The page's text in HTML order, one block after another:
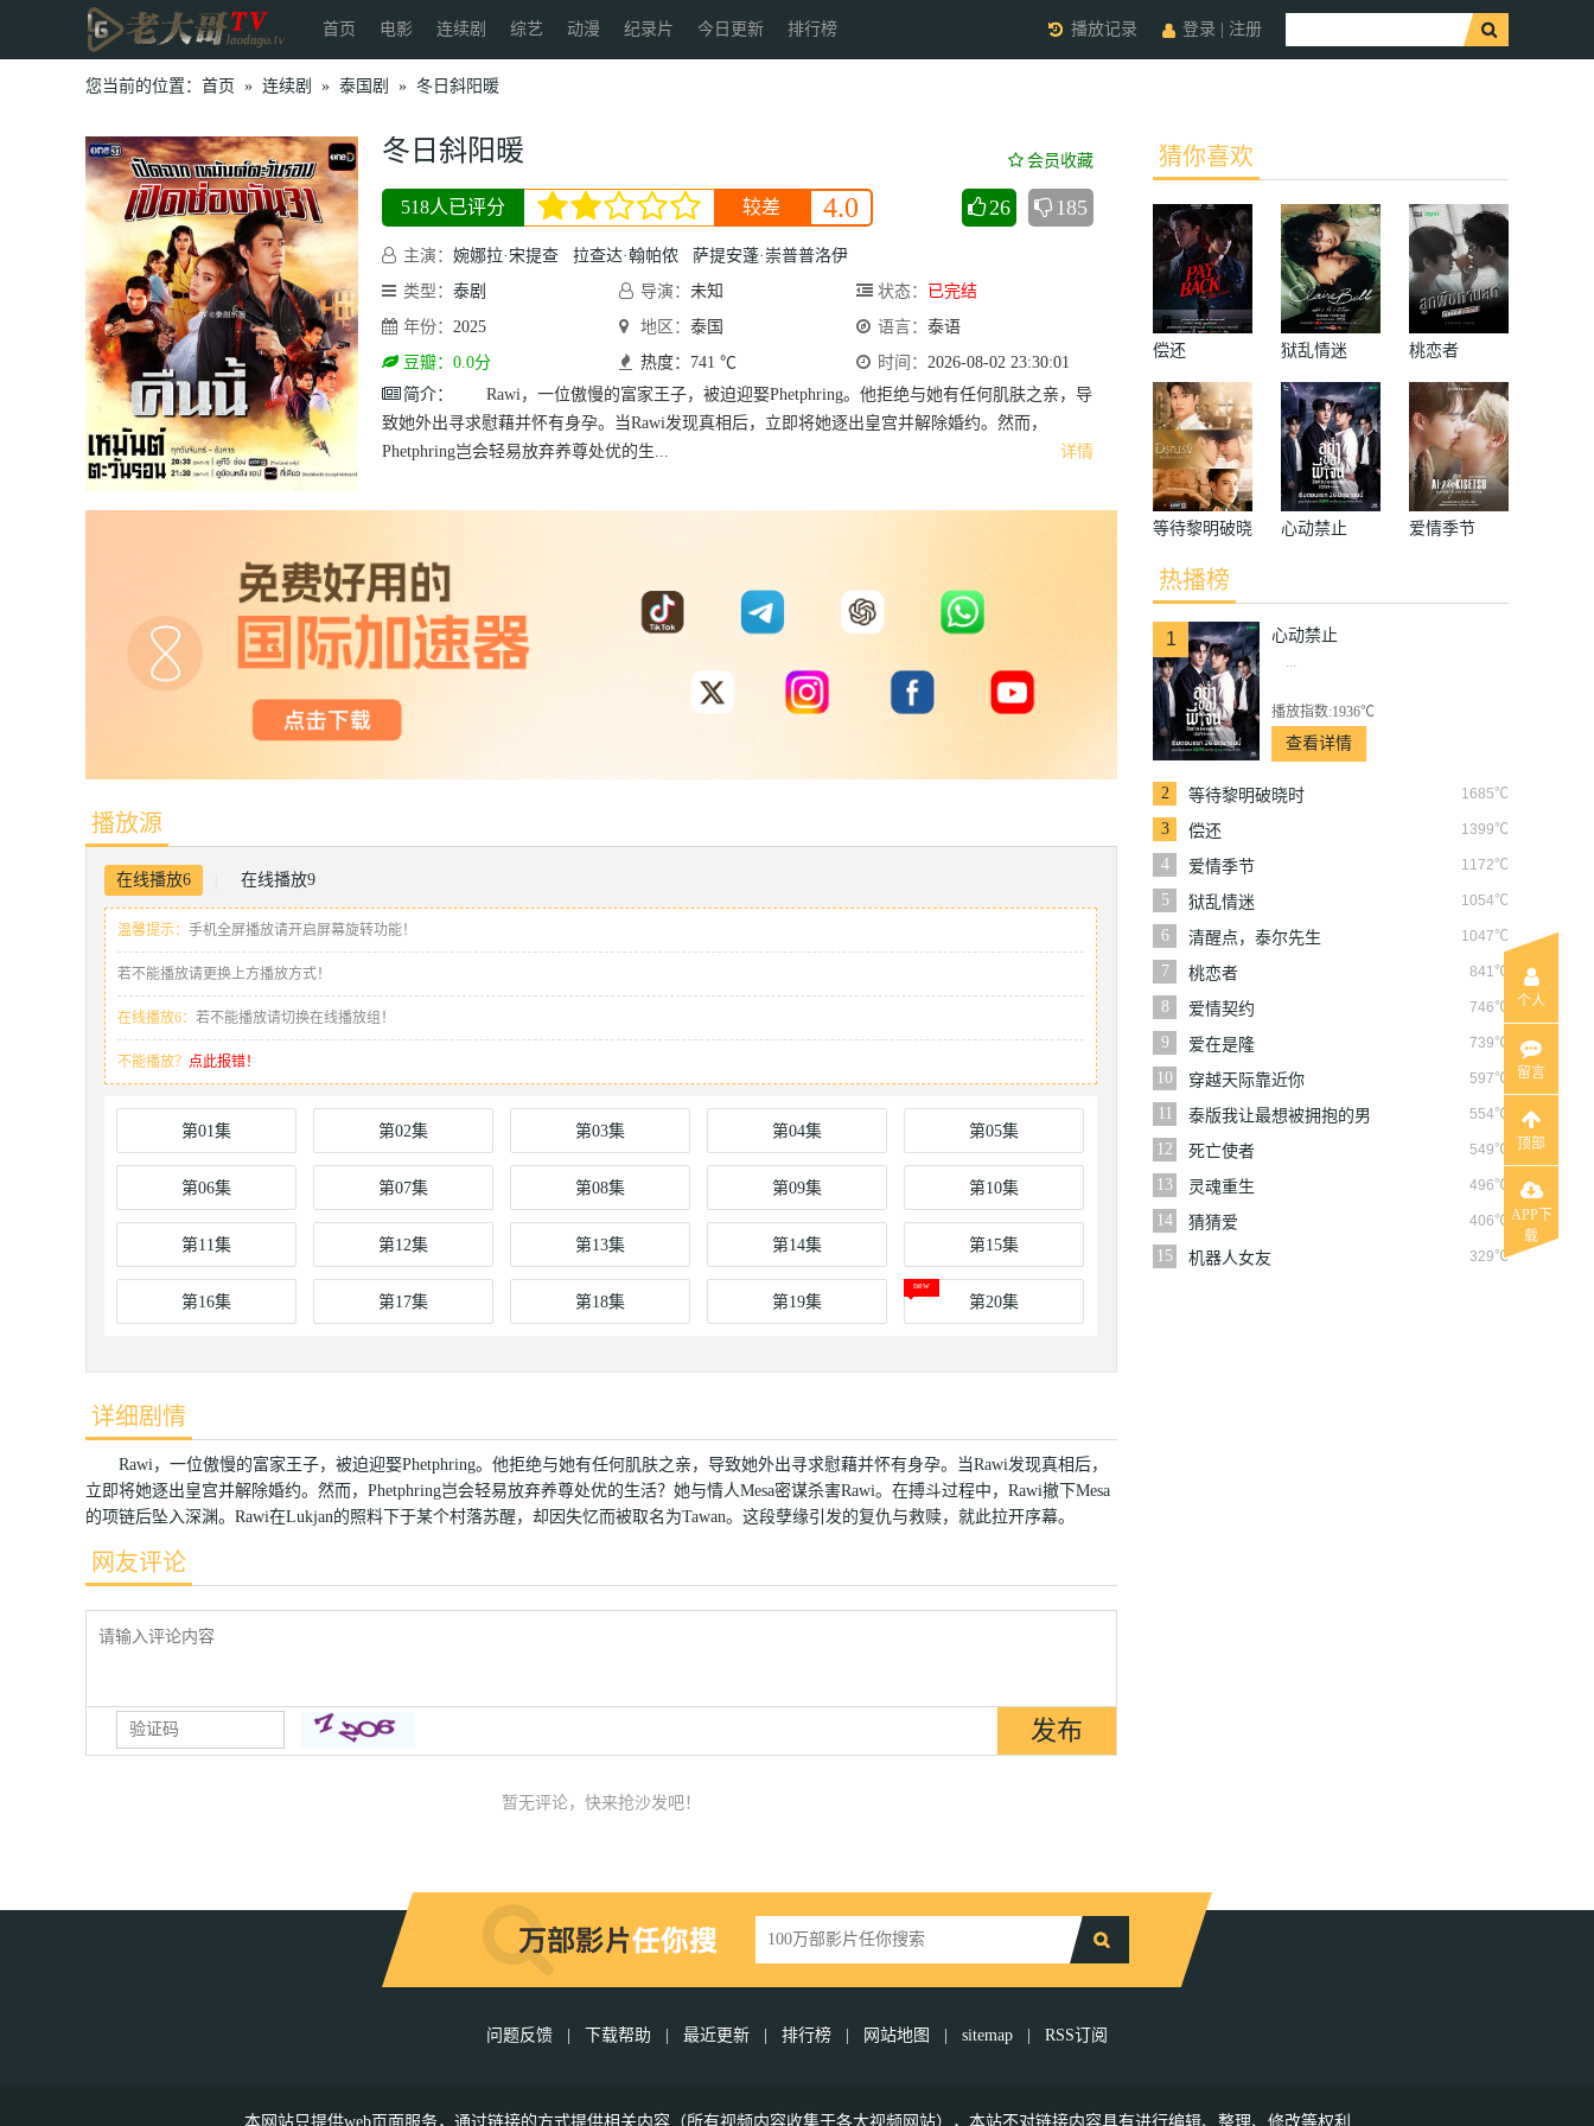
首页 电影 连续剧 综艺 动漫 纪录片 今日更新 排行榜 登录 注册
播放记录
您当前的位置： 首页 » 连续剧 » 泰国剧 » 冬日斜阳暖
冬日斜阳暖 会员收藏
518人已评分 较差 4.0 26 185
主演： 婉娜拉·宋提查 拉查达·翰帕侬
萨提安蓬·崇普普洛伊
类型： 泰剧 导演： 未知 状态：
已完结
年份： 2025 地区： 泰国 语言： 泰语
豆瓣：0.0分
热度：741 ℃ 时间： 2026-08-02 23:30:01
简介：
详情
Rawi，一位傲慢的富家王子，被迫迎娶Phetphring。他拒绝与她有任何肌肤之亲，导
致她外出寻求慰藉并怀有身孕。当Rawi发现真相后，立即将她逐出皇宫并解除婚约。然而，
Phetphring岂会轻易放弃养尊处优的生...
播放源
在线播放6 在线播放9
温馨提示： 手机全屏播放请开启屏幕旋转功能！
若不能播放请更换上方播放方式！
在线播放6： 若不能播放请切换在线播放组！
不能播放？ 点此报错！
第01集 第02集 第03集 第04集 第05集
第06集 第07集 第08集 第09集 第10集
第11集 第12集 第13集 第14集 第15集
第16集 第17集 第18集 第19集 第20集
详细剧情
Rawi，一位傲慢的富家王子，被迫迎娶Phetphring。他拒绝与她有任何肌肤之亲，导致她外出寻求慰藉并怀有身孕。当Rawi发现真相后，
立即将她逐出皇宫并解除婚约。然而，Phetphring岂会轻易放弃养尊处优的生活？她与情人Mesa密谋杀害Rawi。在搏斗过程中，Rawi撤下Mesa
的项链后坠入深渊。Rawi在Lukjan的照料下于某个村落苏醒，却因失忆而被取名为Tawan。这段孽缘引发的复仇与救赎，就此拉开序幕。
网友评论
暂无评论，快来抢沙发吧！
猜你喜欢
偿还 狱乱情迷 桃恋者
等待黎明破晓
时
心动禁止 爱情季节
热播榜
1 心动禁止
...
播放指数:1936℃
查看详情
2 1685℃
等待黎明破晓时
3
1399℃
偿还
4
1172℃
爱情季节
5
1054℃
狱乱情迷
6
1047℃
清醒点，泰尔先生
7
841℃
桃恋者
8
746℃
爱情契约
9
739℃
爱在是隆
10
597℃
穿越天际靠近你
11
554℃
泰版我让最想被拥抱的男
人给威胁了
12 549℃
死亡使者
13
496℃
灵魂重生
14
406℃
猜猜爱
15
329℃
机器人女友
问题反馈 | 下载帮助 | 最近更新 | 排行榜 | 网站地图 | sitemap | RSS订阅
本网站只提供web页面服务，通过链接的方式提供相关内容（所有视频内容收集于各大视频网站），本站不对链接内容具有进行编辑、整理、修改等权利
个人
留言
顶部
APP下
载